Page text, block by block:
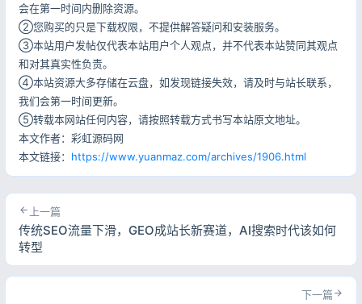
会在第一时间内删除资源。
②您购买的只是下载权限，不提供解答疑问和安装服务。
③本站用户发帖仅代表本站用户个人观点，并不代表本站赞同其观点
和对其真实性负责。
④本站资源大多存储在云盘，如发现链接失效，请及时与站长联系，
我们会第一时间更新。
⑤转载本网站任何内容，请按照转载方式书写本站原文地址。
本文作者：彩虹源码网
本文链接： https://www.yuanmaz.com/archives/1906.html
上一篇
传统SEO流量下滑，GEO成站长新赛道，AI搜索时代该如何
转型
下一篇